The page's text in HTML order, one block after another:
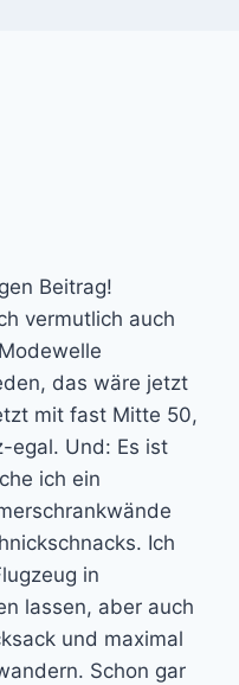
Beitrag!
vermutlich auch
das wäre jetzt
mit fast Mitte 50,
egal. Und: Es ist
ich ein
Ich
in
lassen, aber auch
und maximal
Schon gar